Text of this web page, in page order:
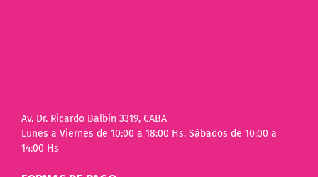
Av. Dr. Ricardo Balbín 3319, CABA
Lunes a Viernes de 10:00 a 18:00 Hs. Sábados de 10:00 a
14:00 Hs